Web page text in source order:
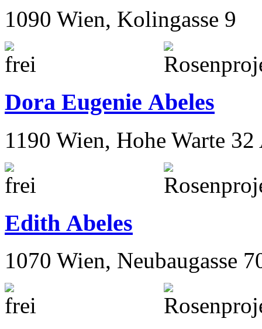
1090 Wien, Kolingasse 9
Dora Eugenie Abeles
1190 Wien, Hohe Warte
Edith Abeles
1070 Wien, Neubaugasse